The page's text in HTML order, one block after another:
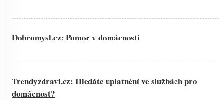
Dobromysl.cz: Pomoc v domácnosti
Trendyzdravi.cz: Hledáte uplatnění ve službách pro
domácnost?